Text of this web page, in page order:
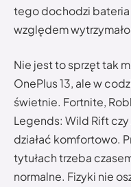
tego dochodzi
względem
Nie jest to sprzęt tak
OnePlus 13, ale w
świetnie. Fortnite,
Legends: Wild Rift
działać komfortowo.
tytułach trzeba
normalne. Fizyki nie